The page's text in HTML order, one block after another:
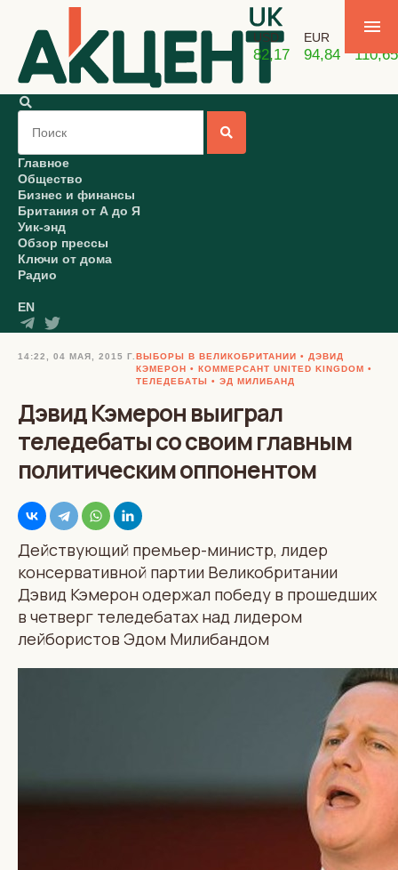
USD
82,17
EUR
94,84 110,65
Главное
Общество
Бизнес и финансы
Британия от А до Я
Уик-энд
Обзор прессы
Ключи от дома
Радио
EN
14:22, 04 МАЯ, 2015 Г. ВЫБОРЫ В ВЕЛИКОБРИТАНИИ
ДЭВИД
КЭМЕРОН
КОММЕРСАНТ UNITED KINGDOM
ТЕЛЕДЕБАТЫ
ЭД МИЛИБАНД
Дэвид Кэмерон выиграл
теледебаты со своим главным
политическим оппонентом
Действующий премьер-министр, лидер
консервативной партии Великобритании
Дэвид Кэмерон одержал победу в прошедших
в четверг теледебатах над лидером
лейбористов Эдом Милибандом